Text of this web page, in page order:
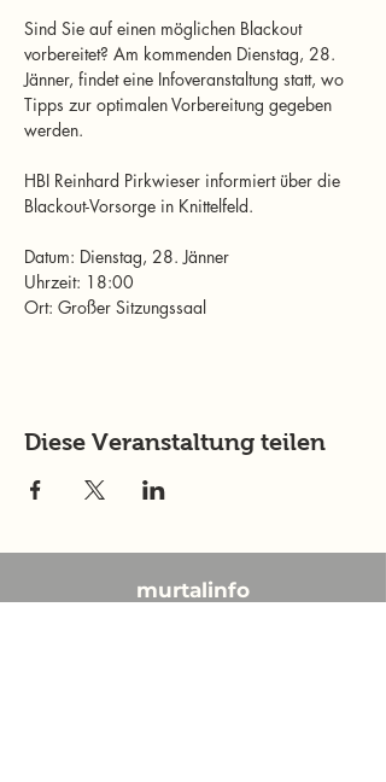
Sind Sie auf einen möglichen Blackout
vorbereitet? Am kommenden Dienstag, 28.
Jänner, findet eine Infoveranstaltung statt, wo
Tipps zur optimalen Vorbereitung gegeben
werden.
HBI Reinhard Pirkwieser informiert über die
Blackout-Vorsorge in Knittelfeld.
Datum: Dienstag, 28. Jänner
Uhrzeit: 18:00
Ort: Großer Sitzungssaal
Diese Veranstaltung teilen
murtalinfo